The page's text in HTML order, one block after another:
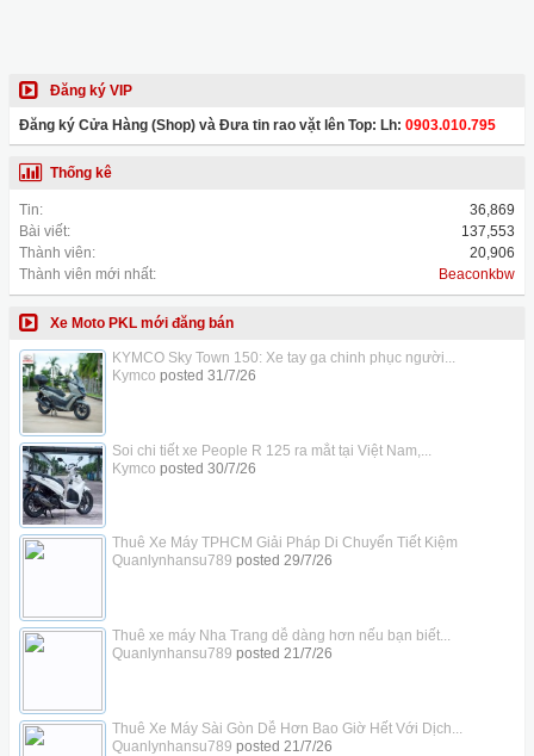
Đăng ký VIP
Đăng ký Cửa Hàng (Shop) và Đưa tin rao vặt lên Top: Lh: 0903.010.795
Thống kê
Tin:
36,869
Bài viết:
137,553
Thành viên:
20,906
Thành viên mới nhất:
Beaconkbw
Xe Moto PKL mới đăng bán
KYMCO Sky Town 150: Xe tay ga chinh phục người...
Kymco posted 31/7/26
Soi chi tiết xe People R 125 ra mắt tại Việt Nam,...
Kymco posted 30/7/26
Thuê Xe Máy TPHCM Giải Pháp Di Chuyển Tiết Kiệm
Quanlynhansu789 posted 29/7/26
Thuê xe máy Nha Trang dễ dàng hơn nếu bạn biết...
Quanlynhansu789 posted 21/7/26
Thuê Xe Máy Sài Gòn Dễ Hơn Bao Giờ Hết Với Dịch...
Quanlynhansu789 posted 21/7/26